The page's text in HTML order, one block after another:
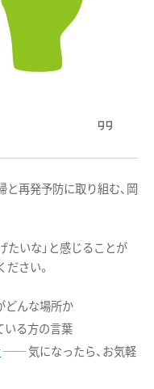
と再発予防に取り組む、岡
たいな」と感じることが
さい。
んな場所か
る方の言葉
── 気になったら、お気軽